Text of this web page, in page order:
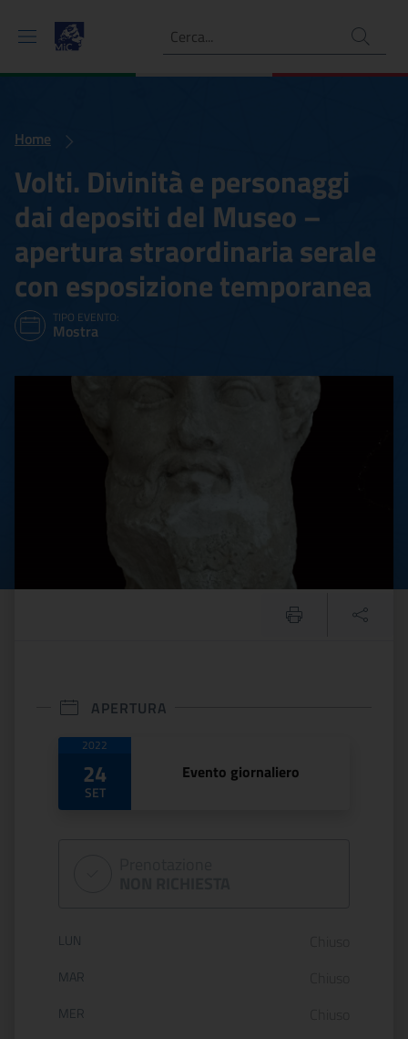
Ricerca
Home
Volti. Divinità e personaggi
dai depositi del Museo –
apertura straordinaria serale
con esposizione temporanea
TIPO EVENTO:
Mostra
Volti. Divinità e
APERTURA
Date di apertura
2022
24
SET
Evento giornaliero
Orario di apertura:
LUN
MAR
MER